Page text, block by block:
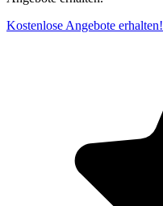
Kostenlose Angebote erhalten!